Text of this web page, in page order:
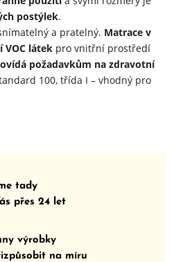
postýlek.
a pratelný. Matrace v
látek pro vnitřní prostředí
požadavkům na zdravotní
100, třída I – vhodný pro
tady
přes24 let
výrobky
na míru